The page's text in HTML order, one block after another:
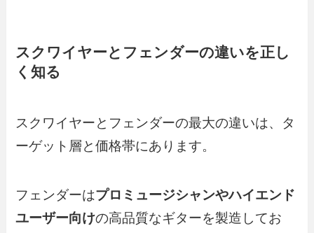
スクワイヤーとフェンダーの違いを正し
く知る
スクワイヤーとフェンダーの最大の違いは、タ
ーゲット層と価格帯にあります。
フェンダーはプロミュージシャンやハイエンド
ユーザー向けの高品質なギターを製造してお